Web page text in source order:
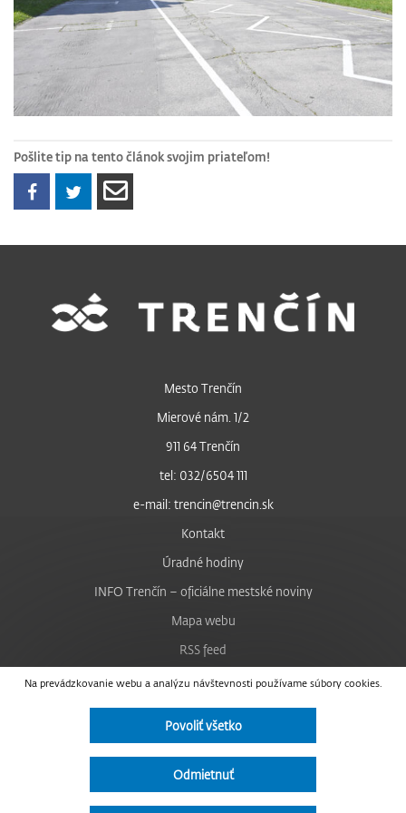
Pošlite tip na tento článok svojim priateľom!
Na prevádzkovanie webu a analýzu návštevnosti používame súbory cookies.
Povoliť všetko
Odmietnuť
Mesto Trenčín
Mierové nám. 1/2
911 64 Trenčín
tel: 032/6504 111
e-mail: trencin@trencin.sk
Kontakt
Úradné hodiny
INFO Trenčín – oficiálne mestské noviny
Mapa webu
RSS feed
Nastavenie cookies
Facebook
Instagram
Vyhlásenie o prístupnosti